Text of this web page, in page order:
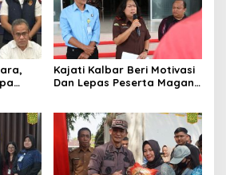
Kajati Kalbar Beri Motivasi
Dan Lepas Peserta Magang